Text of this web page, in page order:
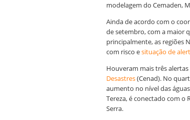
modelagem do Cemaden,
Ainda de acordo com o
de setembro, com a maior
principalmente, as regiões
com risco esituação de
Houveram mais três
Desastres(Cenad). No
aumento no nível das
Tereza, é conectado com o
Serra.